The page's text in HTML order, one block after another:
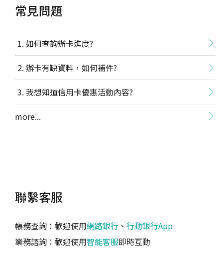
常見問題
如何查詢辦卡進度?
辦卡有缺資料，如何補件?
我想知道信用卡優惠活動內容?
more...
聯繫客服
帳務查詢：歡迎使用網路銀行 、 行動銀行App
業務諮詢：歡迎使用智能客服即時互動